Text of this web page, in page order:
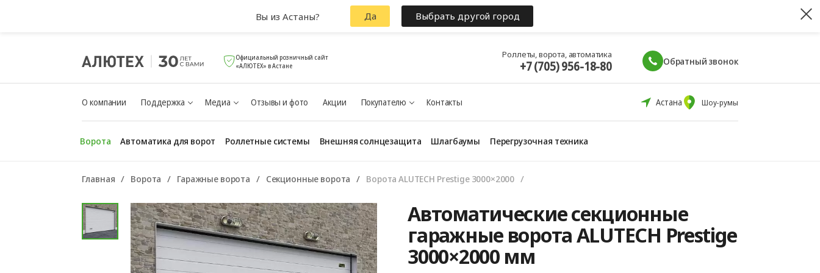
Официальный розничный сайт
«АЛЮТЕХ» в Астане
Роллеты, ворота, автоматика
+7 (705) 956-18-80 Обратный звонок
О компании Поддержка Медиа Отзывы и фото Акции Покупателю Контакты Астана Шоу-румы
Ворота Автоматика для ворот Роллетные системы Внешняя солнцезащита Шлагбаумы Перегрузочная техника
Главная Ворота Гаражные ворота Секционные ворота Ворота ALUTECH Prestige 3000×2000
Автоматические секционные
гаражные ворота ALUTECH Prestige
3000×2000 мм
Вы из Астаны? Да Выбрать другой город